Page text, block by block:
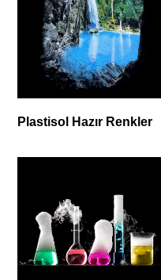
Plastisol Hazır Renkler